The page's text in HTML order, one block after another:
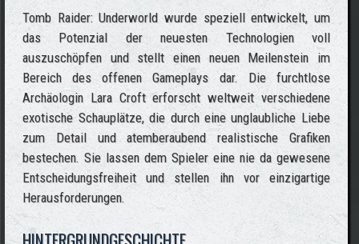
Tomb Raider: Underworld wurde speziell entwickelt, um
das Potenzial der neuesten Technologien voll
auszuschöpfen und stellt einen neuen Meilenstein im
Bereich des offenen Gameplays dar. Die furchtlose
Archäologin Lara Croft erforscht weltweit verschiedene
exotische Schauplätze, die durch eine unglaubliche Liebe
zum Detail und atemberaubend realistische Grafiken
bestechen. Sie lassen dem Spieler eine nie da gewesene
Entscheidungsfreiheit und stellen ihn vor einzigartige
Herausforderungen.